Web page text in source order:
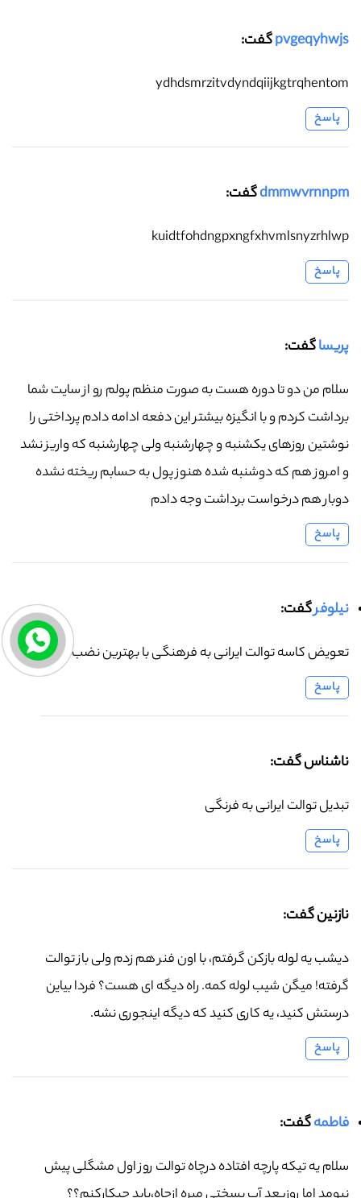
pvgeqyhwjsگفت:
ydhdsmrzitvdyndqiijkgtrqhentom
پاسخ
dmmwvrnnpmگفت:
kuidtfohdngpxngfxhvmlsnyzrhlwp
پاسخ
پریساگفت:
سلام من دو تا دوره هست به صورت منظم پولم رو از سایت شما
برداشت کردم و با انگیزه بیشتر این دفعه ادامه دادم پرداختی را
نوشتین روزهای یکشنبه و چهارشنبه ولی چهارشنبه که واریز نشد
و امروز هم که دوشنبه شده هنوز پول به حسابم ریخته نشده
دوبار هم درخواست برداشت وجه دادم
پاسخ
نیلوفرگفت:
تعویض کاسه توالت ایرانی به فرهنگی با بهترین نضب
پاسخ
ناشناس گفت:
تبدیل توالت ایرانی به فرنگی
پاسخ
نازنین گفت:
دیشب یه لوله بازکن گرفتم، با اون فنر هم زدم ولی باز توالت
گرفته! میگن شیب لوله کمه. راه دیگه ای هست؟ فردا بیاین
درستش کنید، یه کاری کنید که دیگه اینجوری نشه.
پاسخ
فاطمهگفت:
سلام یه تیکه پارچه افتاده درچاه توالت روز اول مشگلی پیش